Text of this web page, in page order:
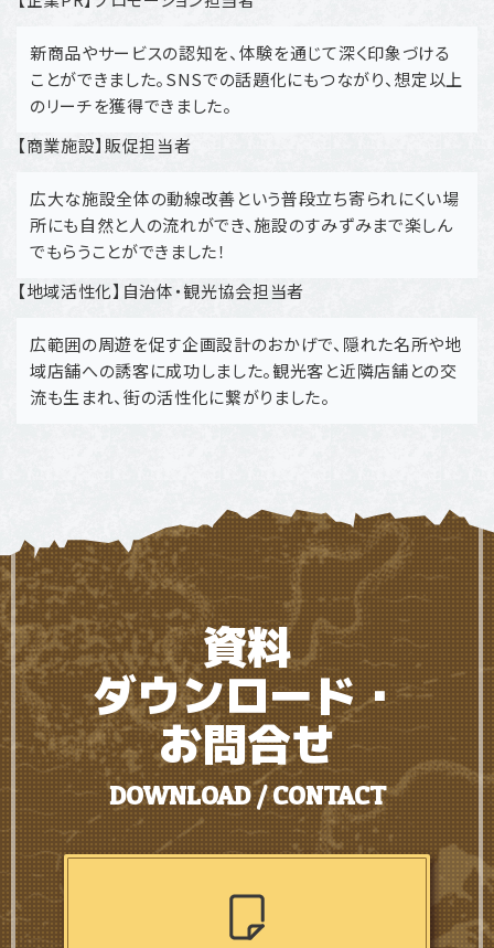
新商品やサービスの認知を、体験を通じて深く印象づける
ことができました。SNSでの話題化にもつながり、想定以上
のリーチを獲得できました。
【商業施設】販促担当者
広大な施設全体の動線改善という普段立ち寄られにくい場
所にも自然と人の流れができ、施設のすみずみまで楽しん
でもらうことができました！
【地域活性化】自治体・観光協会担当者
広範囲の周遊を促す企画設計のおかげで、隠れた名所や地
域店舗への誘客に成功しました。観光客と近隣店舗との交
流も生まれ、街の活性化に繋がりました。
資料
ダウンロード・
お問合せ
DOWNLOAD / CONTACT